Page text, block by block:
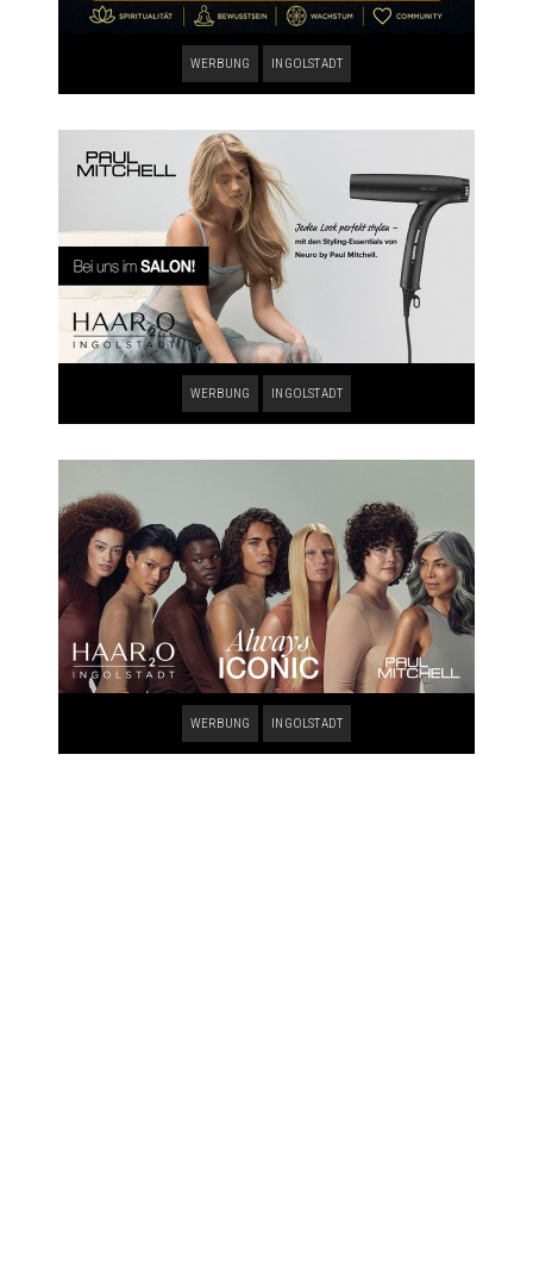
WERBUNG INGOLSTADT
WERBUNG INGOLSTADT
WERBUNG INGOLSTADT